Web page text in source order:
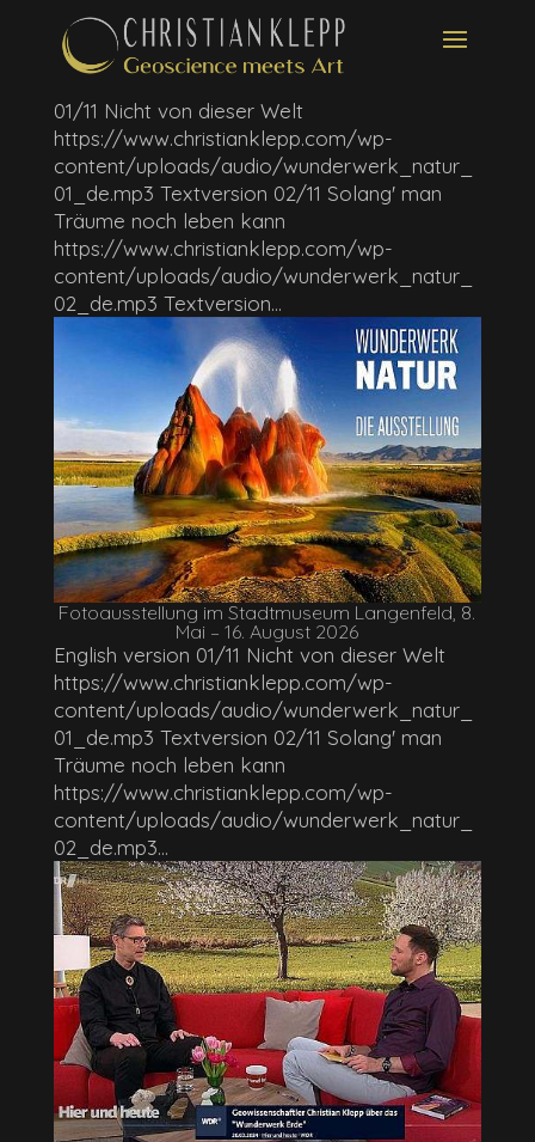
01/11 Nicht von dieser Welt
https://www.christianklepp.com/wp-
content/uploads/audio/wunderwerk_natur_
01_de.mp3 Textversion 02/11 Solang' man
Träume noch leben kann
https://www.christianklepp.com/wp-
content/uploads/audio/wunderwerk_natur_
02_de.mp3 Textversion...
Fotoausstellung im Stadtmuseum Langenfeld, 8.
Mai – 16. August 2026
English version 01/11 Nicht von dieser Welt
https://www.christianklepp.com/wp-
content/uploads/audio/wunderwerk_natur_
01_de.mp3 Textversion 02/11 Solang' man
Träume noch leben kann
https://www.christianklepp.com/wp-
content/uploads/audio/wunderwerk_natur_
02_de.mp3...